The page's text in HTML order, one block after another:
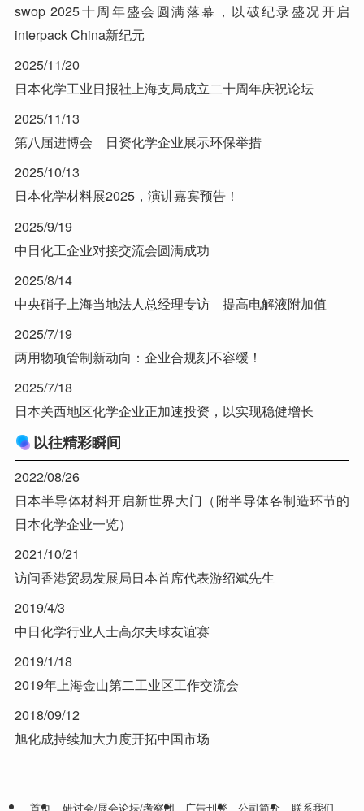
swop 2025十周年盛会圆满落幕，以破纪录盛况开启
interpack China新纪元
2025/11/20
日本化学工业日报社上海支局成立二十周年庆祝论坛
2025/11/13
第八届进博会 日资化学企业展示环保举措
2025/10/13
日本化学材料展2025，演讲嘉宾预告！
2025/9/19
中日化工企业对接交流会圆满成功
2025/8/14
中央硝子上海当地法人总经理专访 提高电解液附加值
2025/7/19
两用物项管制新动向：企业合规刻不容缓！
2025/7/18
日本关西地区化学企业正加速投资，以实现稳健增长
以往精彩瞬间
2022/08/26
日本半导体材料开启新世界大门（附半导体各制造环节的
日本化学企业一览）
2021/10/21
访问香港贸易发展局日本首席代表游绍斌先生
2019/4/3
中日化学行业人士高尔夫球友谊赛
2019/1/18
2019年上海金山第二工业区工作交流会
2018/09/12
旭化成持续加大力度开拓中国市场
首页 研讨会/展会论坛/考察团 广告刊登 公司简介 联系我们